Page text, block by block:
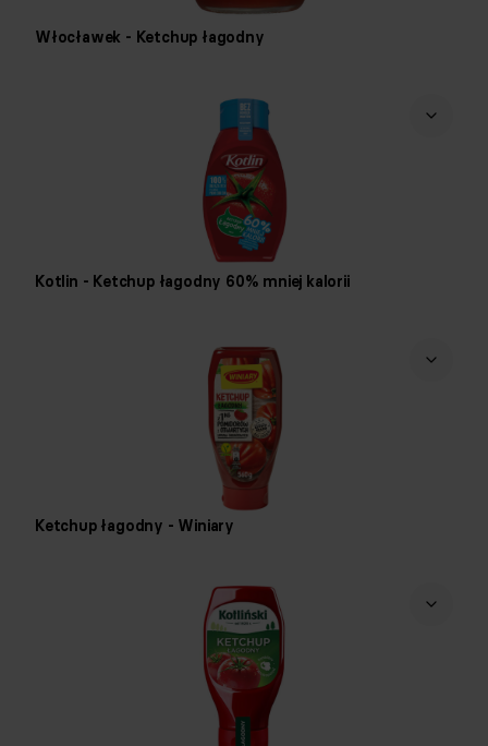
Włocławek - Ketchup łagodny
Kotlin - Ketchup łagodny 60% mniej kalorii
Ketchup łagodny - Winiary